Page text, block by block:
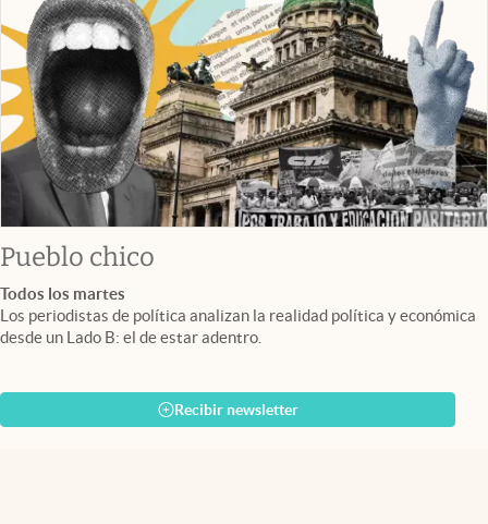
Pueblo chico
Todos los martes
Los periodistas de política analizan la realidad política y económica
desde un Lado B: el de estar adentro.
Recibir newsletter